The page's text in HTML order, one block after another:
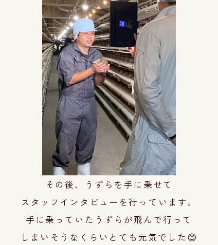
その後、うずらを手に乗せて
スタッフインタビューを行っています。
手に乗っていたうずらが飛んで行って
しまいそ うな くらいとても元気でした😊